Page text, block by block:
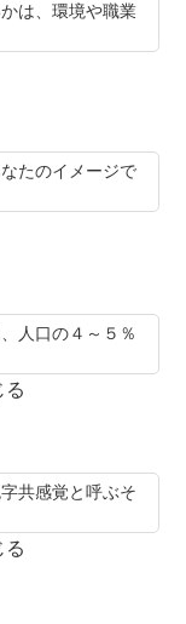
は、環境や職業
たのイメージで
人口の４～５％
る
共感覚と呼ぶそ
る